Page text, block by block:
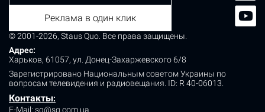
© 2001-2026, Staus Quo. Все права защищены.
Адрес:
Харьков, 61057, ул. Донец-Захаржевского 6/8
Зарегистрировано Национальным советом Украины по
вопросам телевидения и радиовещания. ID: R 40-06013.
Контакты:
E-Mail: sq@sq.com.ua
Реклама в один клик